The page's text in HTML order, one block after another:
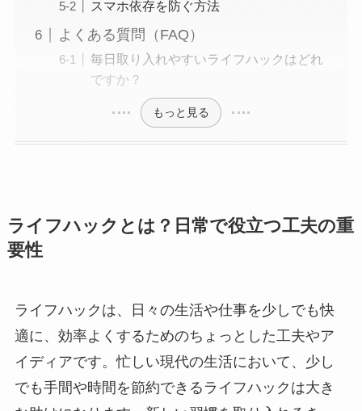
スマホ依存を防ぐ方法
よくある質問（FAQ）
毎日取り入れやすいライフハックはどれ
ですか？
もっと見る
ライフハックとは？日常で役立つ工夫の重
要性
ライフハックは、日々の生活や仕事を少しでも快
適に、効率よくするためのちょっとした工夫やア
イディアです。忙しい現代の生活において、少し
でも手間や時間を節約できるライフハックは大き